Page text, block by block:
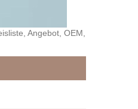
Angebot, OEM,